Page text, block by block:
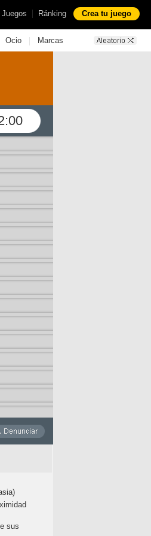
Juegos | Ránking Crea tu juego
Ocio | Marcas
sus